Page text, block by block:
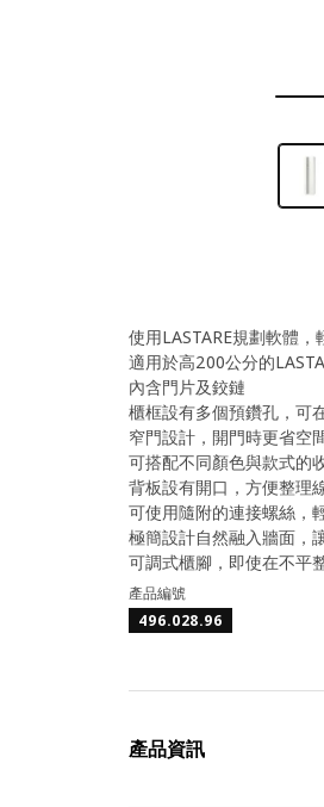
使用LASTARE規劃軟體
適用於高200公分的
內含門片及鉸鏈
櫃框設有多個預鑽孔，可
窄門設計，開門時更省空
可搭配不同顏色與款式的
背板設有開口，方便整理
可使用隨附的連接螺絲，
極簡設計自然融入牆面，
可調式櫃腳，即使在不平
產品編號
496.028.96
產品資訊